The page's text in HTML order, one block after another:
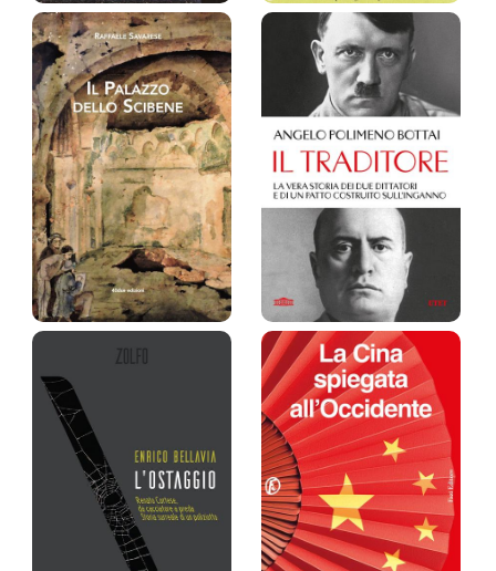
Cucina senza
autotune. R…
Marco Giarratana
Prezzo:22,9 €
Dislessico
famigliare. C…
Giampaolo Morelli,
Gloria Bellicchi
Prezzo: 19,9 €
Il palazzo dello
Scibene
Raffaele Savarese
Prezzo:
Il traditore. La
vera st…
Angelo Bottai
Polimeno
Prezzo:20 €